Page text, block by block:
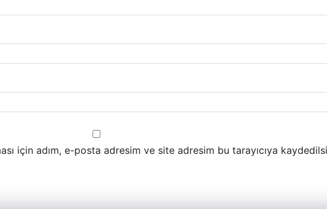
için adım, e-posta adresim ve site adresim bu tarayıcıya